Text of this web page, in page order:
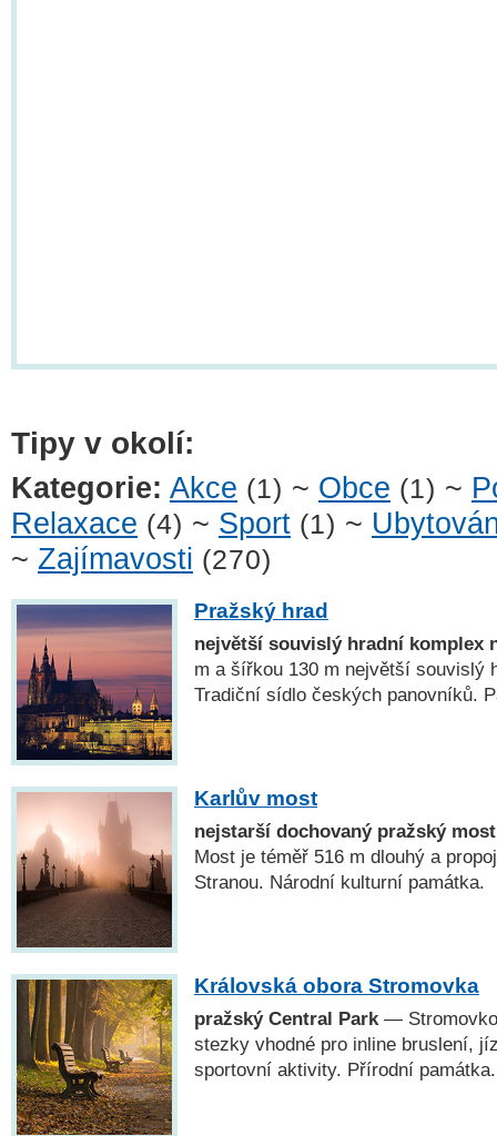
Tipy v okolí:
Kategorie: Akce (1) ~ Obce (1) ~
Relaxace (4) ~ Sport (1) ~
~ Zajímavosti (270)
Pražský hrad
největší souvislý hradní komplex
m a šířkou 130 m největší souvislý
Tradiční sídlo českých panovníků.
Karlův most
nejstarší dochovaný pražský
Most je téměř 516 m dlouhý a
Stranou. Národní kulturní památka.
Královská obora Stromovka
pražský Central Park —
stezky vhodné pro inline bruslení,
sportovní aktivity. Přírodní památka.